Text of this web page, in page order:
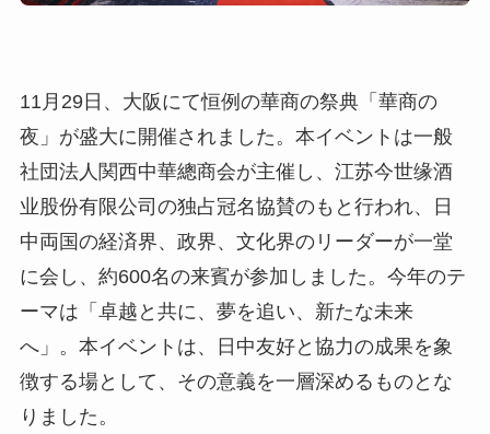
11月29日、大阪にて恒例の華商の祭典「華商の
夜」が盛大に開催されました。本イベントは一般
社団法人関西中華總商会が主催し、江苏今世缘酒
业股份有限公司の独占冠名協賛のもと行われ、日
中両国の経済界、政界、文化界のリーダーが一堂
に会し、約600名の来賓が参加しました。今年のテ
ーマは「卓越と共に、夢を追い、新たな未来
へ」。本イベントは、日中友好と協力の成果を象
徴する場として、その意義を一層深めるものとな
りました。